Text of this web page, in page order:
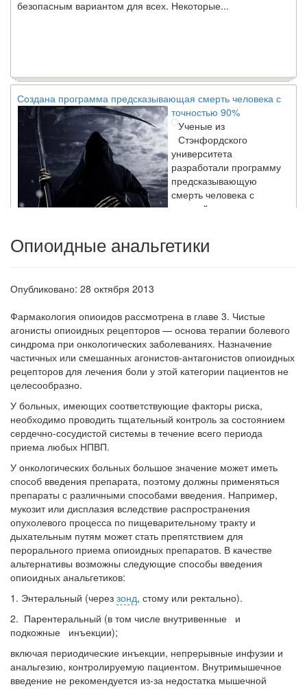
Создана программа предсказывающая смерть человека с
точностью 90%
Ученые из
Стэнфордского
университета
разработали программу
предсказывающую
смерть человека с
высокой точностью.
Зарплата врачей в 2018 году превысит средний доход
сообщение о падении
доходов медицинских
работников в
ближайшие годы. Она
заявила об этом на
встрече с журналистами ведущих...
Местная анестезия развивает кардиотоксичность
Федеральная служба по
тревожную статистику. Она
касаются увеличения риска
острой кардиотоксичности и
роста сопутствующих
осложнений от...
Закон о праве родителей находиться с детьми в
реанимации внесен в Госдуму
Соответствующий
законопроект внесен в
рассмотрение. Суть его
заключается в
нахождении одного из
Опиоидные анальгетики
Опубликовано: 28 октября 2013
Фармакология опиоидов рассмотрена в гла­ве 3. Чистые
агонисты опиоидных рецепторов — основа терапии болевого
синдрома при онко­логических заболеваниях. Назначение
частич­ных или смешанных агонистов-антагонистов опиоидных
рецепторов для лечения боли у этой категории пациентов не
целесообразно.
У больных, имеющих соответствующие факторы риска,
необходимо проводить тщательный контроль за состоянием
сердечно-сосудистой системы в течение всего периода
приема любых НПВП.
У онкологических больных большое значе­ние может иметь
способ введения препарата, поэтому должны применяться
препараты с раз­личными способами введения. Например,
муко­зит или дисплазия вследствие распространения
опухолевого процесса по пищеварительному тракту и
дыхательным путям может стать пре­пятствием для
перорального приема опиоидных препаратов. В качестве
альтернативы возмож­ны следующие способы введения
опиоидных анальгетиков:
1. Энтеральный (через зонд, стому или ректально).
2. Парентеральный (в том числе внутривенные и
подкожные инъекции);
включая периодические инъекции, непрерывные инфузии и
анальгезию, контролируемую пациентом. Внутри­мышечное
введение не рекомендуется из-за недостатка мышечной